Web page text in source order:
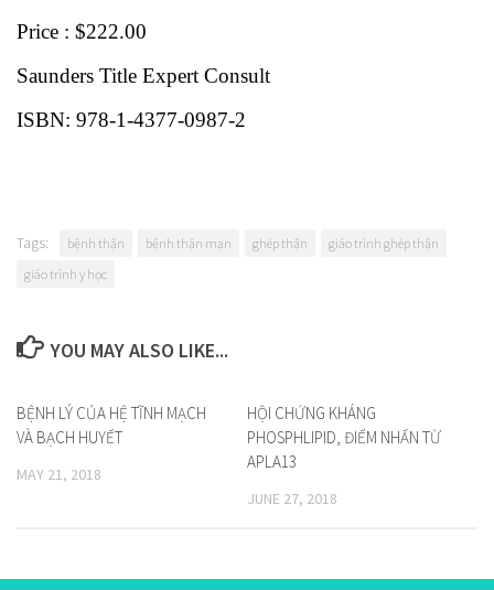
Price : $222.00
Saunders Title Expert Consult
ISBN: 978-1-4377-0987-2
Tags: bệnh thận bệnh thận mạn ghép thận
giáo trình ghép thận
giáo trình y học
YOU MAY ALSO LIKE...
BỆNH LÝ CỦA HỆ TĨNH MẠCH
VÀ BẠCH HUYẾT
MAY 21, 2018
HỘI CHỨNG KHÁNG
PHOSPHLIPID, ĐIỂM NHẤN TỪ
APLA13
JUNE 27, 2018